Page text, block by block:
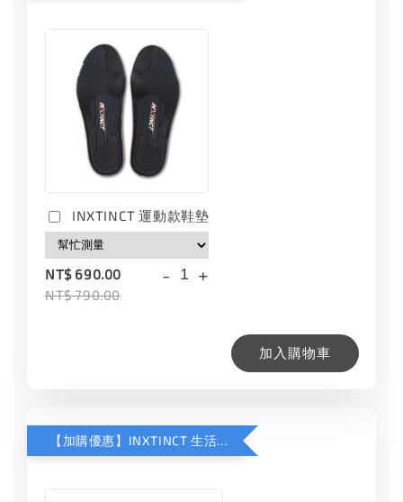
INXTINCT 運動款鞋墊
NT$ 690.00
NT$ 790.00
- +
加入購物車
【加購優惠】INXTINCT 生活日用鞋墊